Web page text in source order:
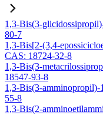
1,3-Bis(3-
80-7
1,3-Bis[2-(3,4-
CAS: 18724-32-8
1,3-Bis(3-
18547-93-8
1,3-Bis(3-amminopropil)-
55-8
1,3-Bis(2-